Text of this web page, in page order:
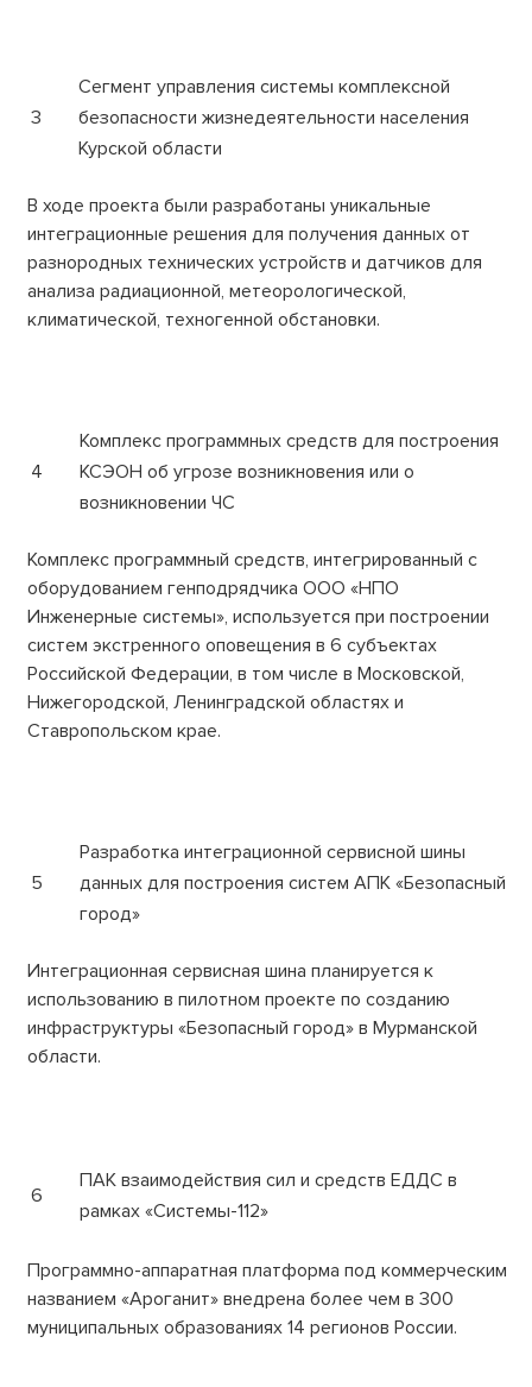
3
Сегмент управления системы комплексной
безопасности жизнедеятельности населения
Курской области
В ходе проекта были разработаны уникальные
интеграционные решения для получения данных от
разнородных технических устройств и датчиков для
анализа радиационной, метеорологической,
климатической, техногенной обстановки.
4
Комплекс программных средств для построения
КСЭОН об угрозе возникновения или о
возникновении ЧС
Комплекс программный средств, интегрированный с
оборудованием генподрядчика ООО «НПО
Инженерные системы», используется при построении
систем экстренного оповещения в 6 субъектах
Российской Федерации, в том числе в Московской,
Нижегородской, Ленинградской областях и
Ставропольском крае.
5
Разработка интеграционной сервисной шины
данных для построения систем АПК «Безопасный
город»
Интеграционная сервисная шина планируется к
использованию в пилотном проекте по созданию
инфраструктуры «Безопасный город» в Мурманской
области.
6
ПАК взаимодействия сил и средств ЕДДС в
рамках «Системы-112»
Программно-аппаратная платформа под коммерческим
названием «Ароганит» внедрена более чем в 300
муниципальных образованиях 14 регионов России.